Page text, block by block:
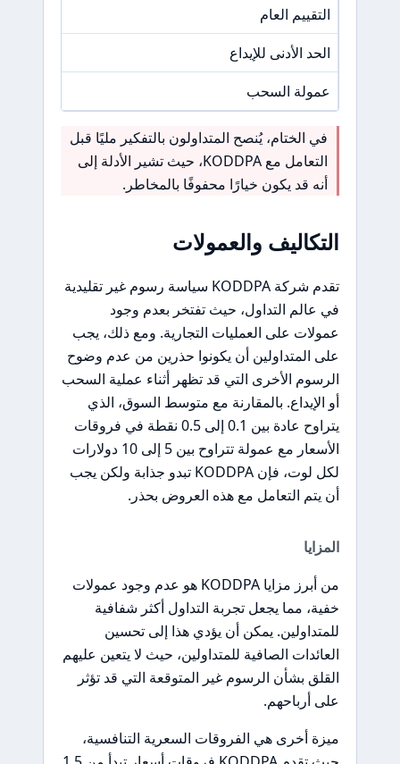
التقييم العام
الحد الأدنى للإيداع
عمولة السحب
في الختام، يُنصح المتداولون بالتفكير مليًا قبل
التعامل مع KODDPA، حيث تشير الأدلة إلى
أنه قد يكون خيارًا محفوفًا بالمخاطر.
التكاليف والعمولات
تقدم شركة KODDPA سياسة رسوم غير تقليدية
في عالم التداول، حيث تفتخر بعدم وجود
عمولات على العمليات التجارية. ومع ذلك، يجب
على المتداولين أن يكونوا حذرين من عدم وضوح
الرسوم الأخرى التي قد تظهر أثناء عملية السحب
أو الإيداع. بالمقارنة مع متوسط السوق، الذي
يتراوح عادة بين 0.1 إلى 0.5 نقطة في فروقات
الأسعار مع عمولة تتراوح بين 5 إلى 10 دولارات
لكل لوت، فإن KODDPA تبدو جذابة ولكن يجب
أن يتم التعامل مع هذه العروض بحذر.
المزايا
من أبرز مزايا KODDPA هو عدم وجود عمولات
خفية، مما يجعل تجربة التداول أكثر شفافية
للمتداولين. يمكن أن يؤدي هذا إلى تحسين
العائدات الصافية للمتداولين، حيث لا يتعين عليهم
القلق بشأن الرسوم غير المتوقعة التي قد تؤثر
على أرباحهم.
ميزة أخرى هي الفروقات السعرية التنافسية،